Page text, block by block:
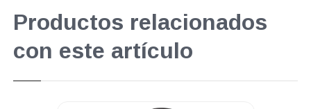
Productos relacionados
con este artículo